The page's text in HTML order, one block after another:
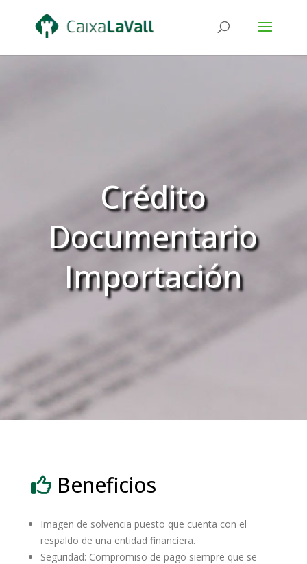
Crédito
Documentario
Importación
Beneficios
Imagen de solvencia puesto que cuenta con el
respaldo de una entidad financiera.
Seguridad: Compromiso de pago siempre que se